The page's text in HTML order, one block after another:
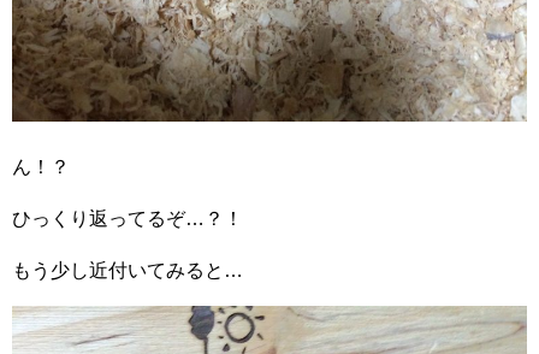
ん！？
ひっくり返ってるぞ…？！
もう少し近付いてみると…